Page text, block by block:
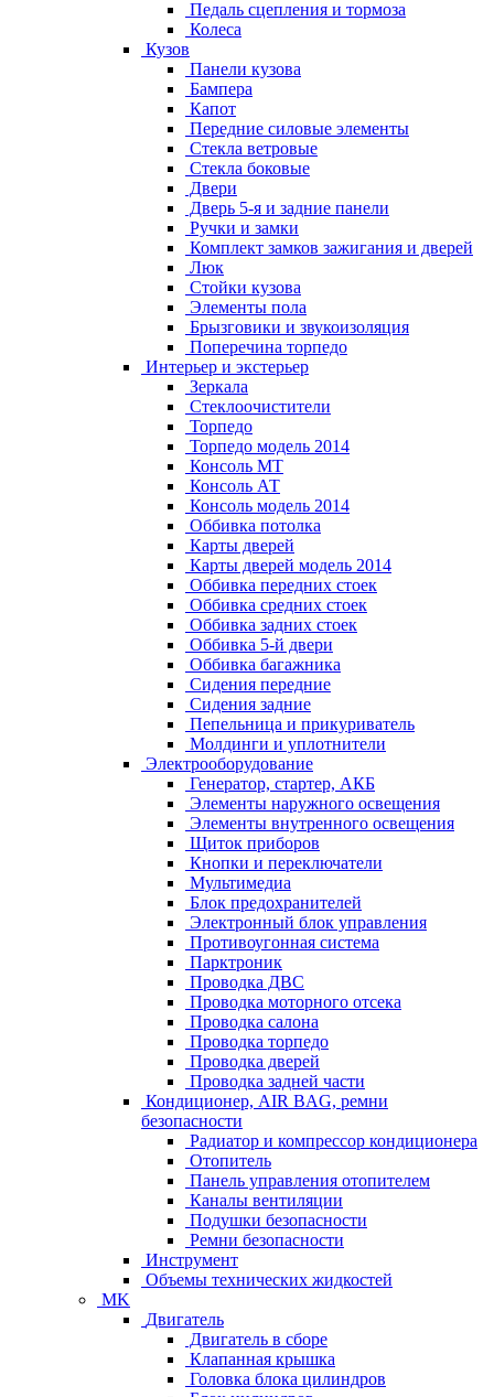
Педаль сцепления и тормоза
Колеса
Кузов
Панели кузова
Бампера
Капот
Передние силовые элементы
Стекла ветровые
Стекла боковые
Двери
Дверь 5-я и задние панели
Ручки и замки
Комплект замков зажигания и дверей
Люк
Стойки кузова
Элементы пола
Брызговики и звукоизоляция
Поперечина торпедо
Интерьер и экстерьер
Зеркала
Стеклоочистители
Торпедо
Торпедо модель 2014
Консоль МТ
Консоль АТ
Консоль модель 2014
Оббивка потолка
Карты дверей
Карты дверей модель 2014
Оббивка передних стоек
Оббивка средних стоек
Оббивка задних стоек
Оббивка 5-й двери
Оббивка багажника
Сидения передние
Сидения задние
Пепельница и прикуриватель
Молдинги и уплотнители
Электрооборудование
Генератор, стартер, АКБ
Элементы наружного освещения
Элементы внутренного освещения
Щиток приборов
Кнопки и переключатели
Мультимедиа
Блок предохранителей
Электронный блок управления
Противоугонная система
Парктроник
Проводка ДВС
Проводка моторного отсека
Проводка салона
Проводка торпедо
Проводка дверей
Проводка задней части
Кондиционер, AIR BAG, ремни
безопасности
Радиатор и компрессор кондиционера
Отопитель
Панель управления отопителем
Каналы вентиляции
Подушки безопасности
Ремни безопасности
Инструмент
Объемы технических жидкостей
MK
Двигатель
Двигатель в сборе
Клапанная крышка
Головка блока цилиндров